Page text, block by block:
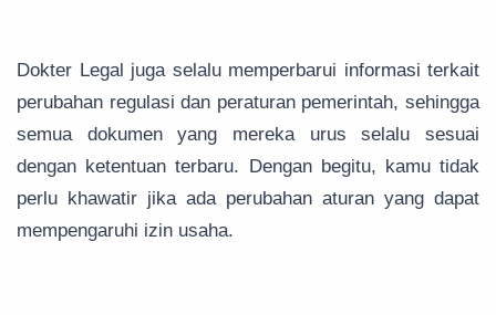
Dokter Legal juga selalu memperbarui informasi terkait
perubahan regulasi dan peraturan pemerintah, sehingga
semua dokumen yang mereka urus selalu sesuai
dengan ketentuan terbaru. Dengan begitu, kamu tidak
perlu khawatir jika ada perubahan aturan yang dapat
mempengaruhi izin usaha.